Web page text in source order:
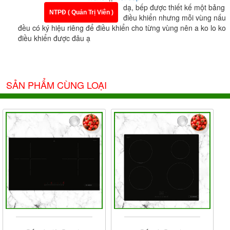
Bảng điều khiển
Hệ thống bảng điều khiển của bếp thể hiện dạng xoay
hiện đại với 9 mức công suất phù hợp với nhu cầu nấu
ăn trong gia đình bạn, hệ thống bảng điều khiển siêu
nhạy và dễ sử dụng ngay cả khi tay ướt. Điều khiển
hiển thị đèn Led đỏ giúp bạn dễ dàng nhận rõ mức nấu,
công suất, … để đun nấu.
NTPĐ ( Quản Trị Viên )
dạ, bếp được thiết kế một bảng
điều khiển nhưng mỗi vùng nấu
đều có ký hiệu riêng để điều khiển cho từng vùng nên a ko lo ko
điều khiển được đâu ạ
SẢN PHẨM CÙNG LOẠI